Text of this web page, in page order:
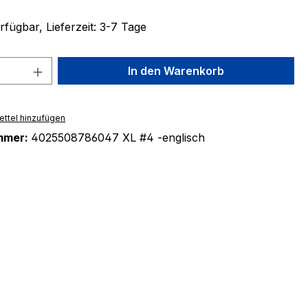
Lieferzeit: 3-7 Tage
Anzahl: Gib den gewünschten Wert
In den Warenkorb
hinzufügen
4025508786047 XL #4 -englisch